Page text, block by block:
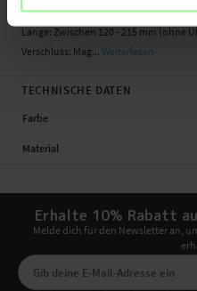
Produktart: Milanaise Armband
Länge: Zwischen 120 - 215 mm (ohne
Verschluss: Mag... Weiterlesen
TECHNISCHE DATEN
Farbe
Material
Erhalte 10% Rabatt
Melde dich für den Newsletter an,